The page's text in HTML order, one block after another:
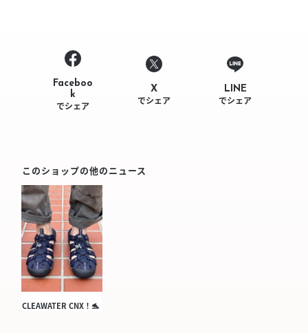
Faceboo
k
でシェア
X
でシェア
LINE
でシェア
このショップの他のニュース
CLEAWATER CNX！🐬